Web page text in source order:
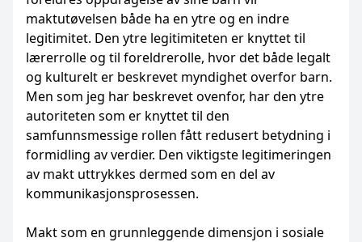
maktutøvelsen både ha en ytre og en indre
legitimitet. Den ytre legitimiteten er knyttet til
lærerrolle og til foreldrerolle, hvor det både legalt
og kulturelt er beskrevet myndighet overfor barn.
Men som jeg har beskrevet ovenfor, har den ytre
autoriteten som er knyttet til den
samfunnsmessige rollen fått redusert betydning i
formidling av verdier. Den viktigste legitimeringen
av makt uttrykkes dermed som en del av
kommunikasjonsprosessen.
Makt som en grunnleggende dimensjon i sosiale